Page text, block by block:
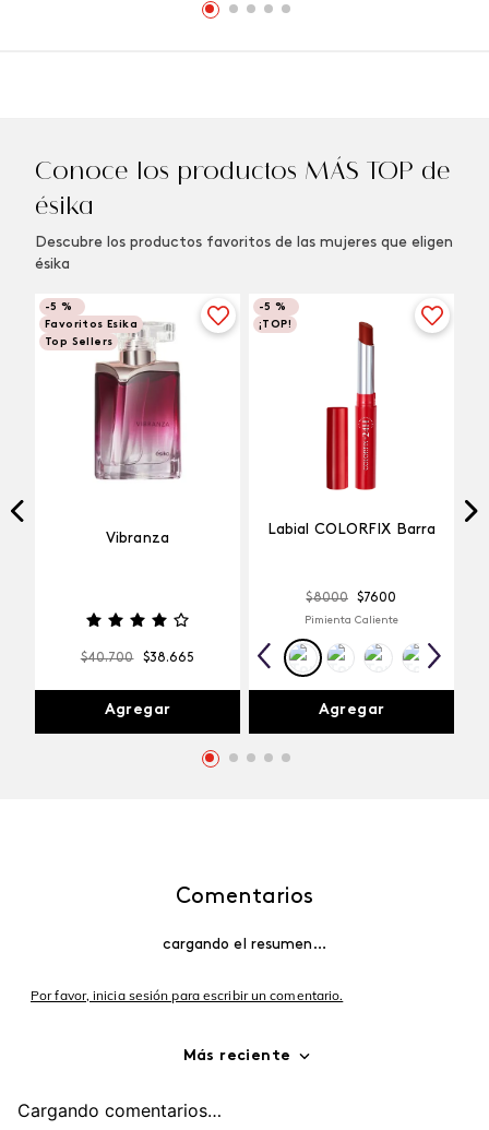
Conoce los productos MÁS TOP de
ésika
Descubre los productos favoritos de las mujeres que eligen
ésika
-5 %
Favoritos Esika
Top Sellers
Vibranza
$40.700 $38.665
Agregar
-5 %
¡TOP!
Labial COLORFIX Barra
$8000 $7600
Pimienta Caliente
Agregar
Comentarios
cargando el resumen…
Por favor, inicia sesión para escribir un comentario.
Más reciente
Cargando comentarios…